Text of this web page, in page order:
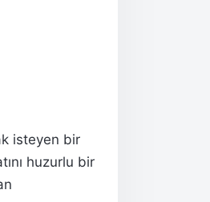
isteyen bir
huzurlu bir